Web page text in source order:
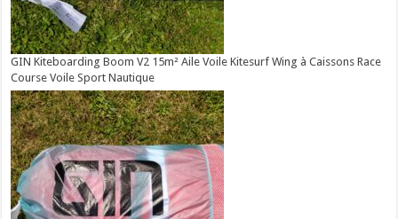
GIN Kiteboarding Boom V2 15m² Aile Voile Kitesurf Wing à Caissons Race
Course Voile Sport Nautique